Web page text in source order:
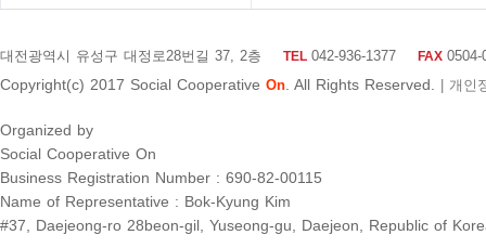
대전광역시 유성구 대정로28번길 37, 2층 TEL 042-936-1377 FAX 0504-
Copyright(c) 2017 Social Cooperative On. All Rights Reserved. | 개인
Organized by
Social Cooperative On
Business Registration Number : 690-82-00115
Name of Representative : Bok-Kyung Kim
#37, Daejeong-ro 28beon-gil, Yuseong-gu, Daejeon, Republic of